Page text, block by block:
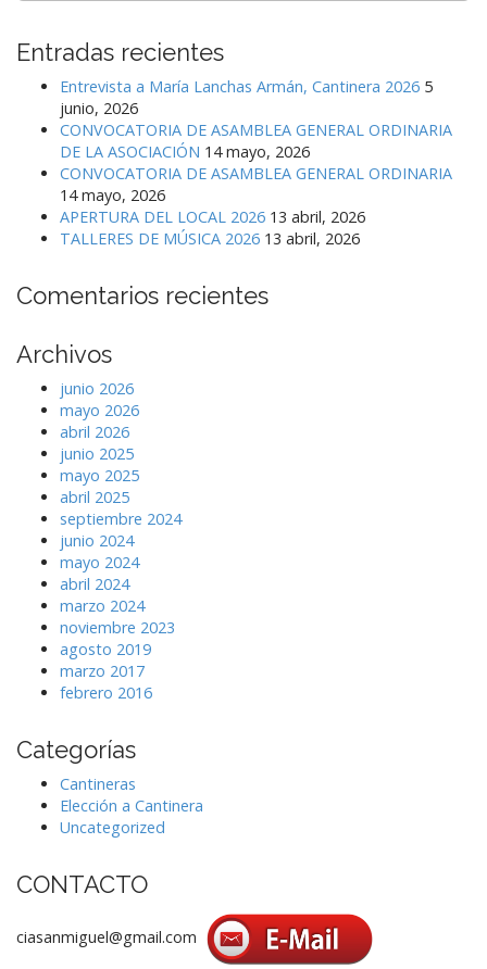
Entradas recientes
Entrevista a María Lanchas Armán, Cantinera 2026 5
junio, 2026
CONVOCATORIA DE ASAMBLEA GENERAL ORDINARIA
DE LA ASOCIACIÓN 14 mayo, 2026
CONVOCATORIA DE ASAMBLEA GENERAL ORDINARIA
14 mayo, 2026
APERTURA DEL LOCAL 2026 13 abril, 2026
TALLERES DE MÚSICA 2026 13 abril, 2026
Comentarios recientes
Archivos
junio 2026
mayo 2026
abril 2026
junio 2025
mayo 2025
abril 2025
septiembre 2024
junio 2024
mayo 2024
abril 2024
marzo 2024
noviembre 2023
agosto 2019
marzo 2017
febrero 2016
Categorías
Cantineras
Elección a Cantinera
Uncategorized
CONTACTO
ciasanmiguel@gmail.com